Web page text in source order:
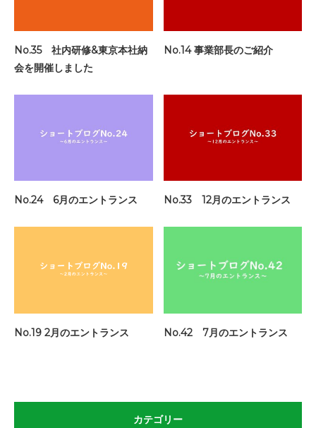
No.35 社内研修&東京本社納
会を開催しました
No.14 事業部長のご紹介
No.24 6月のエントランス No.33 12月のエントランス
No.19 2月のエントランス No.42 7月のエントランス
カテゴリー